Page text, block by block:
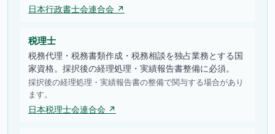
日本行政書士会連合会 ↗
税理士
税務代理・税務書類作成・税務相談を独占業務とする国
家資格。採択後の経理処理・実績報告書整備に必須。
採択後の経理処理・実績報告書の整備で関与する場合があり
ます。
日本税理士会連合会 ↗